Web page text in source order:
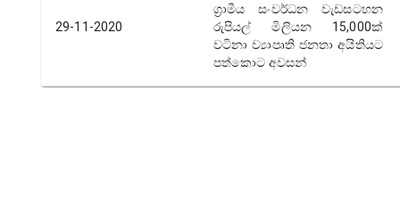
29-11-2020
ග්‍රාමීය සංවර්ධන වැඩසටහන
රුපියල් මිලියන 15,000ක්
වටිනා ව්‍යාපෘති ජනතා අයිතියට
පත්කොට අවසන්